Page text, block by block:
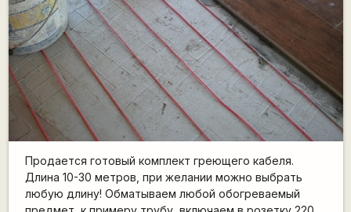
Продается готовый комплект греющего кабеля.
Длина 10-30 метров, при желании можно выбрать
любую длину! Обматываем любой обогреваемый